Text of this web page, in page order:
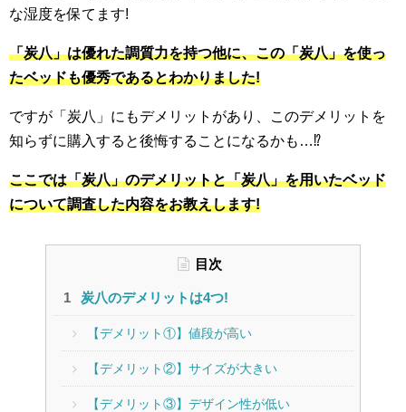
な湿度を保てます!
「炭八」は優れた調質力を持つ他に、この「炭八」を使っ
たベッドも優秀であるとわかりました!
ですが「炭八」にもデメリットがあり、このデメリットを
知らずに購入すると後悔することになるかも…⁉
ここでは「炭八」のデメリットと「炭八」を用いたベッド
について調査した内容をお教えします!
目次
炭八のデメリットは4つ!
【デメリット①】値段が高い
【デメリット②】サイズが大きい
【デメリット③】デザイン性が低い